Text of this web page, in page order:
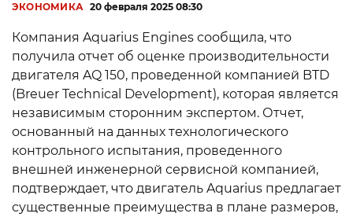
ЭКОНОМИКА 20 февраля 2025 08:30
Компания Aquarius Engines сообщила, что
получила отчет об оценке производительности
двигателя AQ 150, проведенной компанией BTD
(Breuer Technical Development), которая является
независимым сторонним экспертом. Отчет,
основанный на данных технологического
контрольного испытания, проведенного
внешней инженерной сервисной компанией,
подтверждает, что двигатель Aquarius предлагает
существенные преимущества в плане размеров,